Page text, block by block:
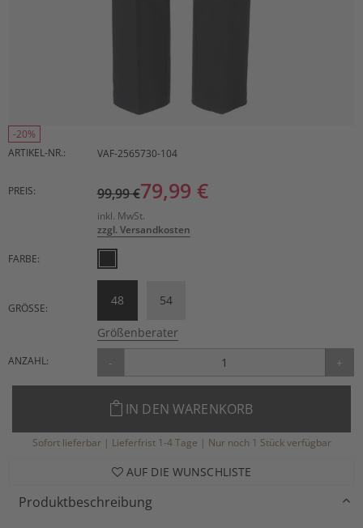
-20%
ARTIKEL-NR.:
VAF-2565730-104
PREIS: 99,99 €79,99 €
inkl. MwSt.
zzgl. Versandkosten
FARBE:
GRÖSSE:
48 54
Größenberater
ANZAHL: - +
IN DEN WARENKORB
Sofort lieferbar | Lieferfrist 1-4 Tage | Nur noch 1 Stück verfügbar
AUF DIE WUNSCHLISTE
Produktbeschreibung